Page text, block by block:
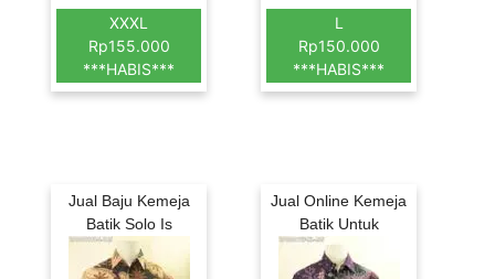
XXXL
Rp155.000
***HABIS***
L
Rp150.000
***HABIS***
Jual Baju Kemeja
Batik Solo Is
Jual Online Kemeja
Batik Untuk